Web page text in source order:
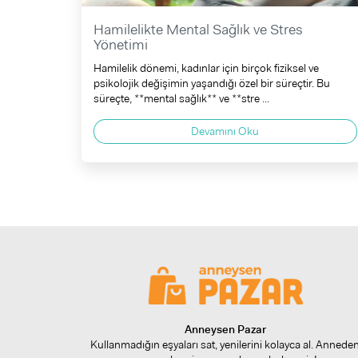
Hamilelikte Mental Sağlık ve Stres
Yönetimi
Hamilelik dönemi, kadınlar için birçok fiziksel ve
psikolojik değişimin yaşandığı özel bir süreçtir. Bu
süreçte, **mental sağlık** ve **stre ...
Devamını Oku
Anneysen Pazar
Kullanmadığın eşyaları sat, yenilerini kolayca al.